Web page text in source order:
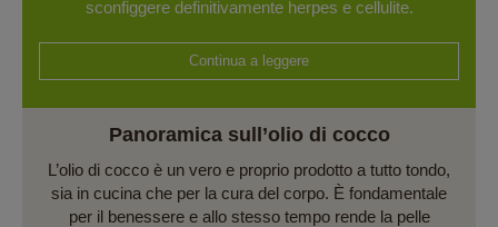
sconfiggere definitivamente herpes e cellulite.
Continua a leggere
Panoramica sull’olio di cocco
L’olio di cocco è un vero e proprio prodotto a tutto tondo,
sia in cucina che per la cura del corpo. È fondamentale
per il benessere e allo stesso tempo rende la pelle